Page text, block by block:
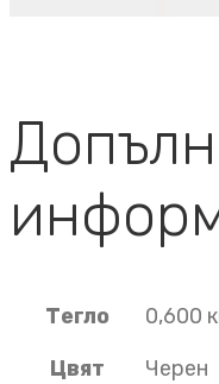
Тегло
0,600
Цвят
Черен